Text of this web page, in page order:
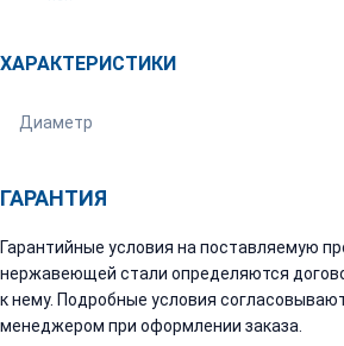
ХАРАКТЕРИСТИКИ
Диаметр
ГАРАНТИЯ
Гарантийные условия на поставляемую
нержавеющей стали определяются
к нему. Подробные условия
менеджером при оформлении заказа.